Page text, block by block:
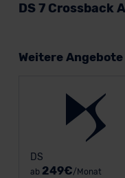
DS 7 Crossback
Weitere Angebote
DS
ab 249€/Monat